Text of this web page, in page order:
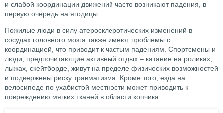
и слабой координации движений часто возникают падения, в
первую очередь на ягодицы.
Пожилые люди в силу атеросклеротических изменений в
сосудах головного мозга также имеют проблемы с
координацией, что приводит к частым падениям. Спортсмены и
люди, предпочитающие активный отдых – катание на роликах,
лыжах, скейтборде, живут на пределе физических возможностей
и подвержены риску травматизма. Кроме того, езда на
велосипеде по ухабистой местности может приводить к
повреждению мягких тканей в области копчика.